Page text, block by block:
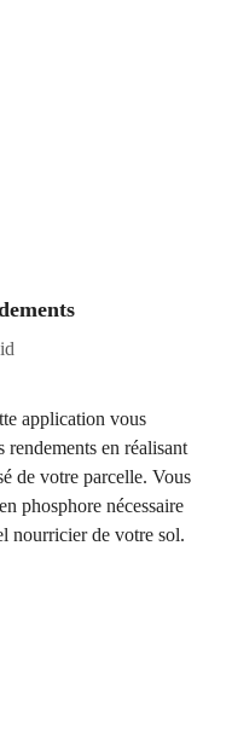
application vous
en réalisant
de votre parcelle. Vous
phosphore nécessaire
nourricier de votre sol.